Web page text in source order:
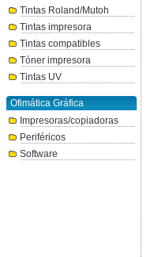
Tintas Roland/Mutoh
Tintas impresora
Tintas compatibles
Tóner impresora
Tintas UV
Ofimática Gráfica
Impresoras/copiadoras
Periféricos
Software